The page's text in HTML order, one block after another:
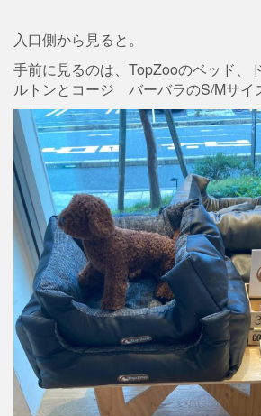
入口側から見ると。
手前に見るのは、TopZooのベッド
ルトンとコージ バーバラのS/Mサイ